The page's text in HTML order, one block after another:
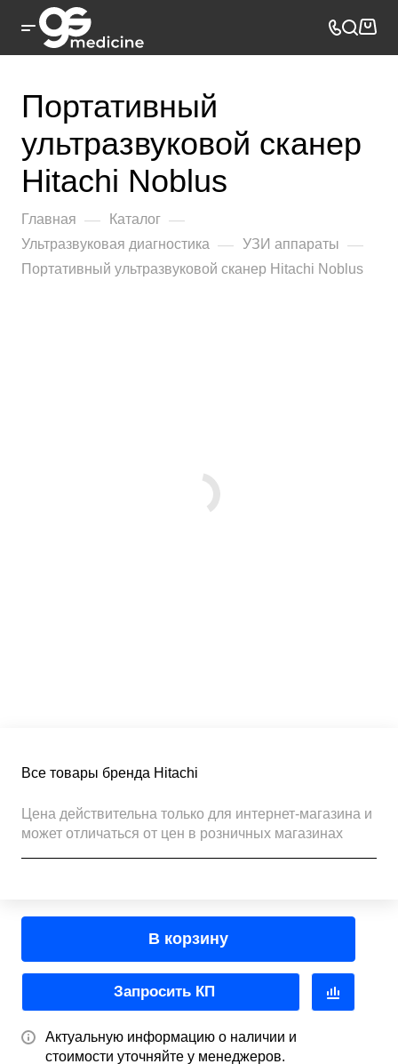
Портативный
ультразвуковой сканер
Hitachi Noblus
Главная — Каталог —
Ультразвуковая диагностика — УЗИ аппараты —
Портативный ультразвуковой сканер Hitachi Noblus
Все товары бренда Hitachi
Цена действительна только для интернет-магазина и
может отличаться от цен в розничных магазинах
В корзину
Запросить КП
Актуальную информацию о наличии и
стоимости уточняйте у менеджеров.